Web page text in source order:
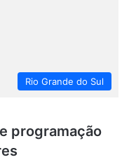
Rio Grande do Sul
programação